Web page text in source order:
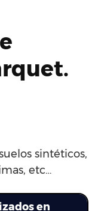
sintéticos,
etc…
en